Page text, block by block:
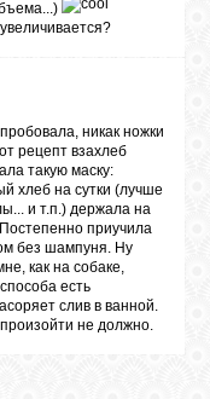
никак ножки
рецепт взахлеб
такую маску:
хлеб на сутки (лучше
и т.п.) держала на
приучила
без шампуня. Ну
как на собаке,
есть
слив в ванной.
не должно.